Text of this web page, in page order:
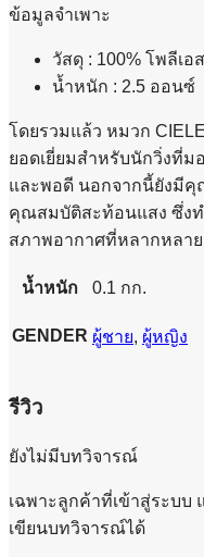
ข้อมูลจำเพาะ
วัสดุ : 100% โพลีเอ
น้ำหนัก : 2.5 ออนซ์
โดยรวมแล้ว หมวก
ยอดเยี่ยมสำหรับนักวิ่งที่ม
และพอดี นอกจากนี้ยังมีคุ
คุณสมบัติสะท้อนแสง ซึ่งท
สภาพอากาศที่หลากหลาย
น้ำหนัก 0.1 กก.
GENDER ผู้ชาย, ผู้หญิง
รีวิว
ยังไม่มีบทวิจารณ์
เฉพาะลูกค้าที่เข้าสู่ระบบ
เขียนบทวิจารณ์ได้